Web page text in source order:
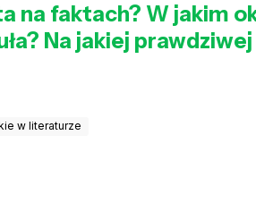
na faktach? W jakim
Na jakiej
w literaturze